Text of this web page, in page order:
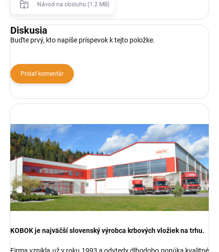
Návod na obsluhu (1.2 MB)
Diskusia
Buďte prvý, kto napíše príspevok k tejto položke.
Pridať komentár
KOBOK je najväčší slovenský výrobca krbových vložiek na trhu.
Firma vznikla už v roku 1993 a odvtedy dlhodobo ponúka kvalitné